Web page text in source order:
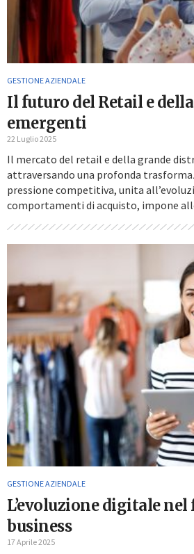
GESTIONE AZIENDALE
Il futuro del Retail e
emergenti
22 Luglio 2025
Il mercato del retail e della grande
attraversando una profonda
pressione competitiva, unita
comportamenti di acquisto, impone
GESTIONE AZIENDALE
L’evoluzione digitale
business
17 Aprile 2025